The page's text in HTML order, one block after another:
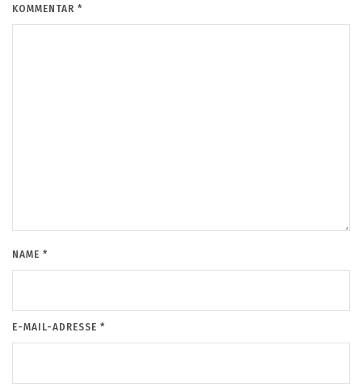
KOMMENTAR *
NAME *
E-MAIL-ADRESSE *